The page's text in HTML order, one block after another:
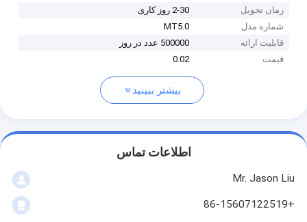
زمان تحویل
2-30 روز کاری
شماره مدل
MT5.0
قابلیت ارائه
500000 عدد در روز
قیمت
0.02
بیشتر ببینید
اطلاعات تماس
Mr. Jason Liu
+86-15607122519